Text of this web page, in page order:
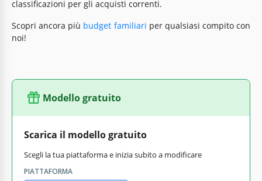
classificazioni per gli acquisti correnti.
Scopri ancora più budget familiari per qualsiasi compito con
noi!
Modello gratuito
Scarica il modello gratuito
Scegli la tua piattaforma e inizia subito a modificare
PIATTAFORMA